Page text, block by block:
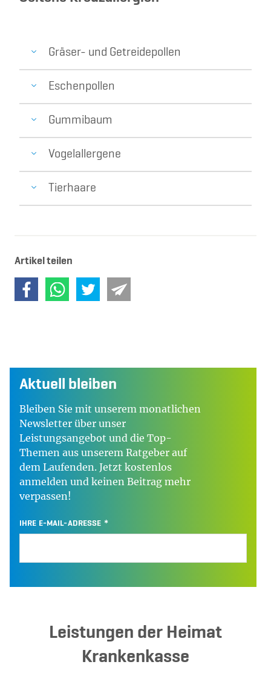
Gräser- und Getreidepollen
Eschenpollen
Gummibaum
Vogelallergene
Tierhaare
Artikel teilen
Aktuell bleiben
Bleiben Sie mit unserem monatlichen
Newsletter über unser
Leistungsangebot und die Top-
Themen aus unserem Ratgeber auf
dem Laufenden. Jetzt kostenlos
anmelden und keinen Beitrag mehr
verpassen!
IHRE E-MAIL-ADRESSE
Leistungen der Heimat
Krankenkasse